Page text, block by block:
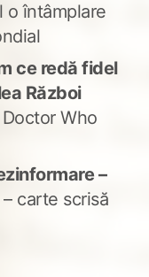
o întâmplare
ce redă fidel
Război
Doctor Who
–
carte scrisă